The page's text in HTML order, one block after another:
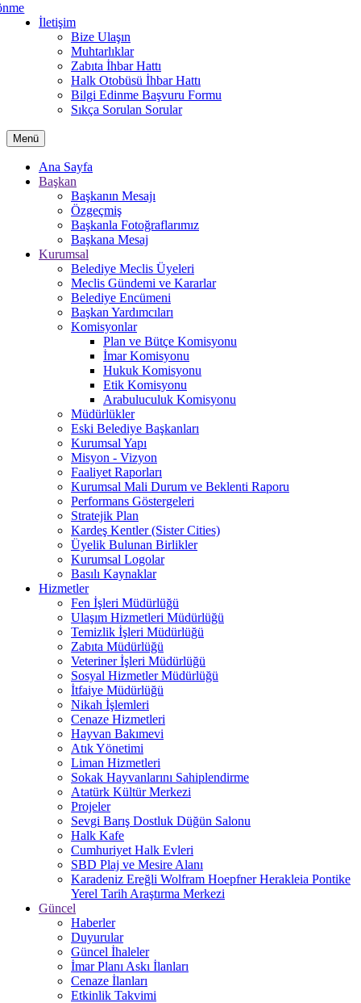
İletişim
Bize Ulaşın
Muhtarlıklar
Zabıta İhbar Hattı
Halk Otobüsü İhbar Hattı
Bilgi Edinme Başvuru Formu
Sıkça Sorulan Sorular
Menü
Ana Sayfa
Başkan
Başkanın Mesajı
Özgeçmiş
Başkanla Fotoğraflarımız
Başkana Mesaj
Kurumsal
Belediye Meclis Üyeleri
Meclis Gündemi ve Kararlar
Belediye Encümeni
Başkan Yardımcıları
Komisyonlar
Plan ve Bütçe Komisyonu
İmar Komisyonu
Hukuk Komisyonu
Etik Komisyonu
Arabuluculuk Komisyonu
Müdürlükler
Eski Belediye Başkanları
Kurumsal Yapı
Misyon - Vizyon
Faaliyet Raporları
Kurumsal Mali Durum ve Beklenti Raporu
Performans Göstergeleri
Stratejik Plan
Kardeş Kentler (Sister Cities)
Üyelik Bulunan Birlikler
Kurumsal Logolar
Basılı Kaynaklar
Hizmetler
Fen İşleri Müdürlüğü
Ulaşım Hizmetleri Müdürlüğü
Temizlik İşleri Müdürlüğü
Zabıta Müdürlüğü
Veteriner İşleri Müdürlüğü
Sosyal Hizmetler Müdürlüğü
İtfaiye Müdürlüğü
Nikah İşlemleri
Cenaze Hizmetleri
Hayvan Bakımevi
Atık Yönetimi
Liman Hizmetleri
Sokak Hayvanlarını Sahiplendirme
Atatürk Kültür Merkezi
Projeler
Sevgi Barış Dostluk Düğün Salonu
Halk Kafe
Cumhuriyet Halk Evleri
SBD Plaj ve Mesire Alanı
Karadeniz Ereğli Wolfram Hoepfner Herakleia Pontike
Yerel Tarih Araştırma Merkezi
Güncel
Haberler
Duyurular
Güncel İhaleler
İmar Planı Askı İlanları
Cenaze İlanları
Etkinlik Takvimi